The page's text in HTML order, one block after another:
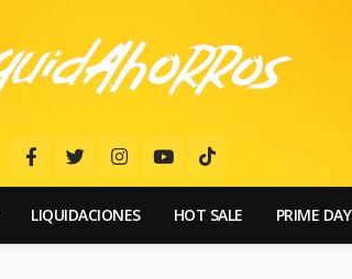
LIQUIDACIONES HOT SALE PRIME DAY